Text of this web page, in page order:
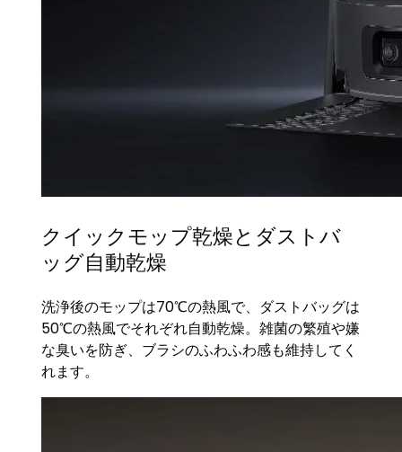
クイックモップ乾燥とダストバ
ッグ自動乾燥
洗浄後のモップは70℃の熱風で、ダストバッグは
50℃の熱風でそれぞれ自動乾燥。雑菌の繁殖や嫌
な臭いを防ぎ、ブラシのふわふわ感も維持してく
れます。